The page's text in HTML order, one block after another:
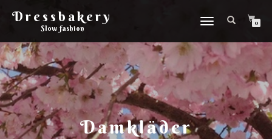
Dressbakery
Slow fashion
Slå
navigering
0
Damkläder